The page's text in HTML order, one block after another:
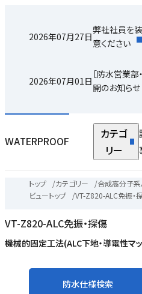
2026年07月27日
弊社社員を装
意ください
2026年07月01日
［防水営業
開のお知らせ
WATERPROOF
カテゴ
リー
トップ /カテゴリー /合成高分子系
ビュートップ
/VT-Z820-ALC免振・
VT-Z820-ALC免振・探傷
機械的固定工法(ALC下地・導電性マ
防水仕様検索